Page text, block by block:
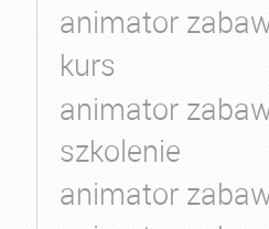
animator
kurs
animator
szkolenie
animator